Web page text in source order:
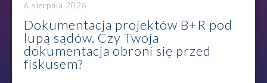
6 sierpnia 2026
Dokumentacja projektów B+R pod
lupą sądów. Czy Twoja
dokumentacja obroni się przed
fiskusem?